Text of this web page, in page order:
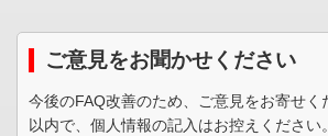
ご意見をお聞かせください
今後のFAQ改善のため、ご意見をお寄せく
以内で、個人情報の記入はお控えくださ